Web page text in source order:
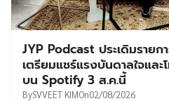
JYP Podcast ประเดิมรายก
เตรียมแชร์แรงบันดาลใจแล
บน Spotify 3 ส.ค.นี้
BySVVEET KIMOn02/08/2026